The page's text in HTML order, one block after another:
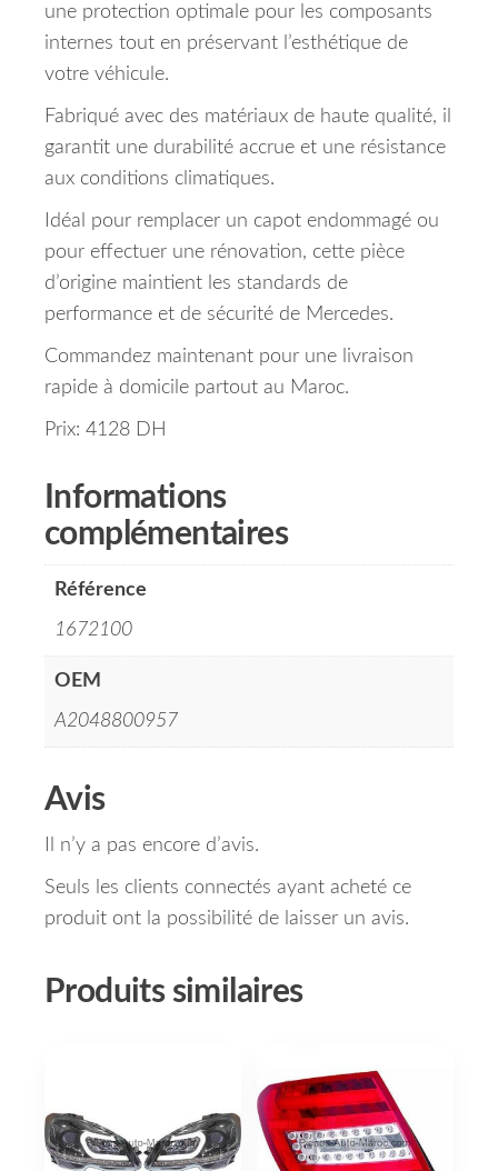
une protection optimale pour les composants
internes tout en préservant l’esthétique de
votre véhicule.
Fabriqué avec des matériaux de haute qualité, il
garantit une durabilité accrue et une résistance
aux conditions climatiques.
Idéal pour remplacer un capot endommagé ou
pour effectuer une rénovation, cette pièce
d’origine maintient les standards de
performance et de sécurité de Mercedes.
Commandez maintenant pour une livraison
rapide à domicile partout au Maroc.
Prix: 4128 DH
Informations
complémentaires
Référence
1672100
OEM
A2048800957
Avis
Il n’y a pas encore d’avis.
Seuls les clients connectés ayant acheté ce
produit ont la possibilité de laisser un avis.
Produits similaires